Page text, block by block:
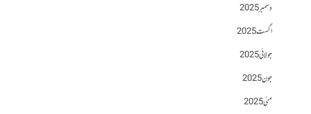
دسمبر 2025
اگست 2025
جولائی 2025
جون 2025
مئی 2025